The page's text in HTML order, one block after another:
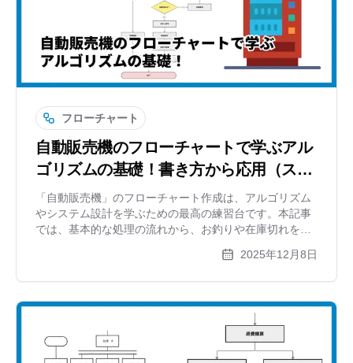
フローチャート
自動販売機のフローチャートで学ぶアル
ゴリズムの基礎！書き方から応用（スイ
ムレーン）まで徹底解説
「自動販売機」のフローチャート作成は、アルゴリズム
やシステム設計を学ぶための最高の練習台です。本記事
では、基本的な処理の流れから、お釣りや在庫切れを考
慮した複雑な分岐、スイムレーン図を使ったユーザーと
機械のやり取りまで、図解付きで分かりやすく解説しま
2025年12月8日